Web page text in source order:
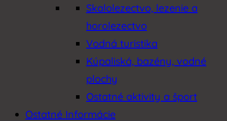
Skalolezectvo, lezenie a
horolezectvo
Vodná turistika
Kúpaliská, bazény, vodné
plochy
Ostatné aktivity a šport
Ostatné Informácie